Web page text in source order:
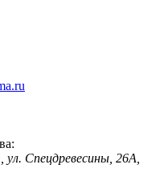
Спецдревесины, 26А,